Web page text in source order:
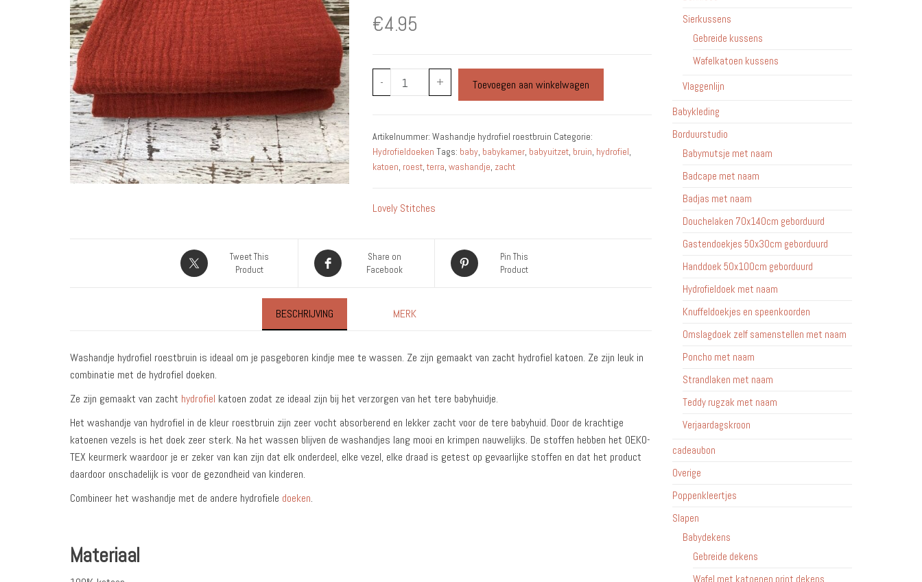
€4.95
-
Washandje
hydrofiel
+ Toevoegen aan winkelwagen
Artikelnummer: Washandje hydrofiel roestbruin Categorie:
Hydrofieldoeken Tags: baby, babykamer, babyuitzet, bruin, hydrofiel,
katoen, roest,terra, washandje, zacht
Lovely Stitches
Tweet This
Product
Share on
Facebook
Pin This
Product
BESCHRIJVING MERK
Washandje hydrofiel roestbruin is ideaal om je pasgeboren kindje mee te wassen. Ze zijn gemaakt van zacht hydrofiel katoen. Ze zijn leuk in
combinatie met de hydrofiel doeken.
Ze zijn gemaakt van zacht hydrofiel katoen zodat ze ideaal zijn bij het verzorgen van het tere babyhuidje.
Het washandje van hydrofiel in de kleur roestbruin zijn zeer vocht absorberend en lekker zacht voor de tere babyhuid. Door de krachtige
katoenen vezels is het doek zeer sterk. Na het wassen blijven de washandjes lang mooi en krimpen nauwelijks. De stoffen hebben het OEKO-
TEX keurmerk waardoor je er zeker van kan zijn dat elk onderdeel, elke vezel, elke draad is getest op gevaarlijke stoffen en dat het product
daardoor onschadelijk is voor de gezondheid van kinderen.
Combineer het washandje met de andere hydrofiele doeken.
Materiaal
Sierkussens
Gebreide kussens
Wafelkatoen kussens
Vlaggenlijn
Babykleding
Borduurstudio
Babymutsje met naam
Badcape met naam
Badjas met naam
Douchelaken 70x140cm geborduurd
Gastendoekjes 50x30cm geborduurd
Handdoek 50x100cm geborduurd
Hydrofieldoek met naam
Knuffeldoekjes en speenkoorden
Omslagdoek zelf samenstellen met naam
Poncho met naam
Strandlaken met naam
Teddy rugzak met naam
Verjaardagskroon
cadeaubon
Overige
Poppenkleertjes
Slapen
Babydekens
Gebreide dekens
Wafel met katoenen print dekens